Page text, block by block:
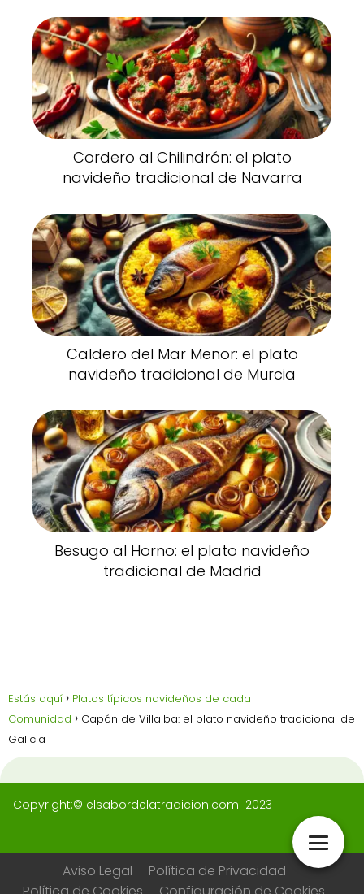
Cordero al Chilindrón: el plato
navideño tradicional de Navarra
Caldero del Mar Menor: el plato
navideño tradicional de Murcia
Besugo al Horno: el plato navideño
tradicional de Madrid
Estás aquí
Platos típicos navideños de cada
Comunidad
Capón de Villalba: el plato navideño tradicional de
Galicia
Copyright:© elsabordelatradicion.com 2023
Aviso Legal
Política de Privacidad